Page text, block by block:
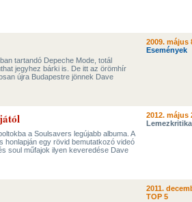
tartandó Depeche Mode, totál
jegyhez bárki is. De itt az örömhír
újra Budapestre jönnek Dave
2009. május
Események
a Soulsavers legújabb albuma. A
honlapján egy rövid bemutatkozó videó
soul műfajok ilyen keveredése Dave
2012. május
Lemezkritika
2011.
TOP 5